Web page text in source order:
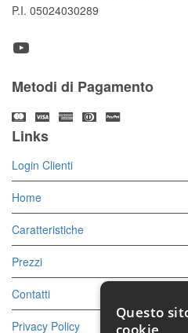
P.I. 05024030289
YouTube
Metodi di Pagamento
Links
Login Clienti
Home
Caratteristiche
Prezzi
Contatti
Privacy Policy
Questo